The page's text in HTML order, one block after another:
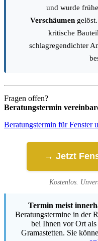
und wurde
Verschäumen
kritische
schlagregendichter
Fragen offen?
Beratungstermin
Beratungstermin für Fenster
→ Jetzt
Kostenlos.
Termin meist
Beratungstermine in der
bei Ihnen vor Ort als
Gramastetten. Sie